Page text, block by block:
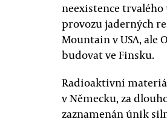
neexistence trvalého
provozu jaderných
Mountain v USA, ale
budovat ve Finsku.
Radioaktivní
v Německu, za
zaznamenán únik